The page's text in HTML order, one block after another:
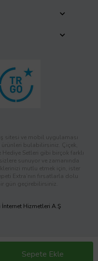
Sepete Ekle
sitesi ve mobil uygulaması
bulabilirsiniz. Çiçek,
Setleri gibi birçok farklı
sunuyor ve zamanında
mutlu etmek için, ister
Extra’nın fırsatlarla dolu
gün geçirebilirsiniz.
Hizmetleri A.Ş